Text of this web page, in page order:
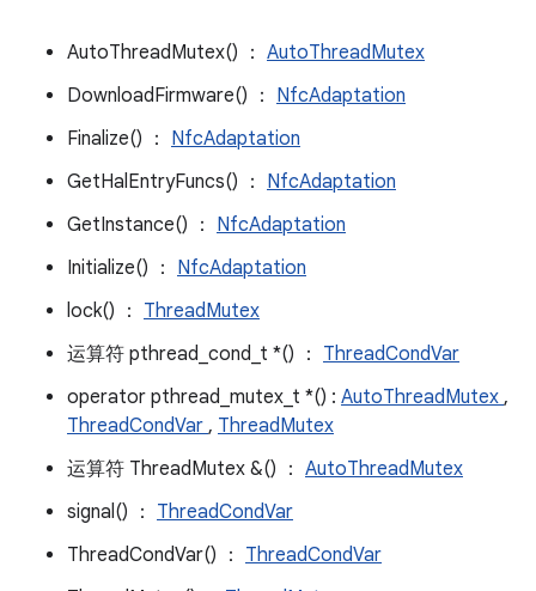
AutoThreadMutex() ： AutoThreadMutex
DownloadFirmware() ： NfcAdaptation
Finalize() ： NfcAdaptation
GetHalEntryFuncs() ： NfcAdaptation
GetInstance() ： NfcAdaptation
Initialize() ： NfcAdaptation
lock() ： ThreadMutex
运算符 pthread_cond_t *() ： ThreadCondVar
operator pthread_mutex_t *() : AutoThreadMutex ,
ThreadCondVar , ThreadMutex
运算符 ThreadMutex &() ： AutoThreadMutex
signal() ： ThreadCondVar
ThreadCondVar() ： ThreadCondVar